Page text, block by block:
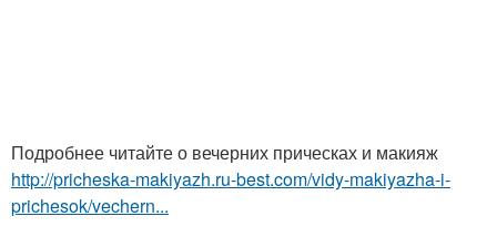
Подробнее читайте о вечерних прическах и макияж
http://pricheska-makiyazh.ru-best.com/vidy-makiyazha-i-
prichesok/vechern...